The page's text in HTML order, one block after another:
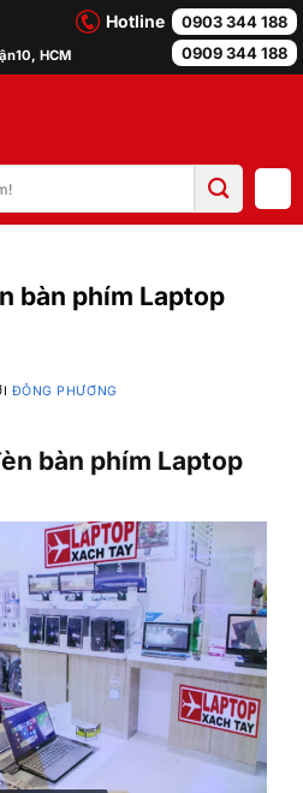
HCM
Hotline
0903 344 188
0909 344 188
bàn phím Laptop
ĐÔNG PHƯƠNG
bàn phím Laptop